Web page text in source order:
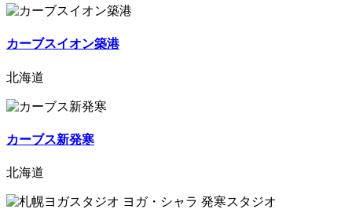
カーブスイオン築港
北海道
カーブス新発寒
北海道